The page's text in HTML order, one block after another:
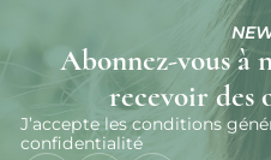
Abonnez-vous à
recevoir des
J’accepte les conditions
confidentialité